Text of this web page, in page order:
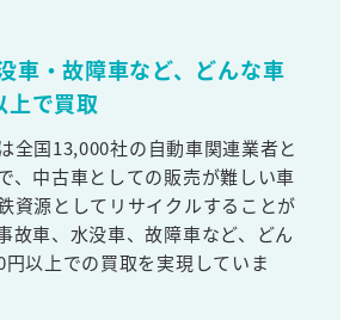
車・故障車など、どんな車
上で買取
全国13,000社の自動車関連業者と
、中古車としての販売が難しい車
資源としてリサイクルすることが
故車、水没車、故障車など、どん
以上での買取を実現していま